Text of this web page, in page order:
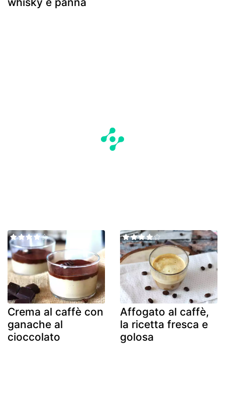
Crema al caffè con
ganache al
cioccolato
Affogato al caffè,
la ricetta fresca e
golosa